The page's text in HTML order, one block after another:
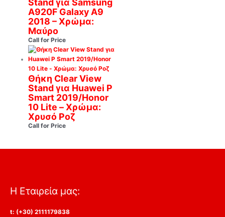
Stand για Samsung
A920F Galaxy A9
2018 – Χρώμα:
Μαύρο
Call for Price
Θήκη Clear View
Stand για Huawei P
Smart 2019/Honor
10 Lite – Χρώμα:
Χρυσό Ροζ
Call for Price
Η Εταιρεία μας:
t: (+30) 2111179838